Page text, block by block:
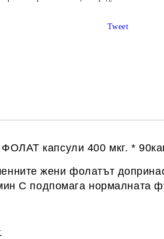
Tweet
капсули 400 мкг. *
жени фолатът
С подпомага нормалната